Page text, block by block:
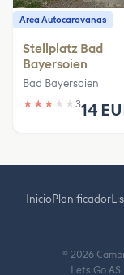
Area Autocaravanas
Stellplatz Bad
Bayersoien
Bad Bayersoien
★ ★ ★ ★ ★ 314
InicioPlanificador
© 2026
Lets Go AS